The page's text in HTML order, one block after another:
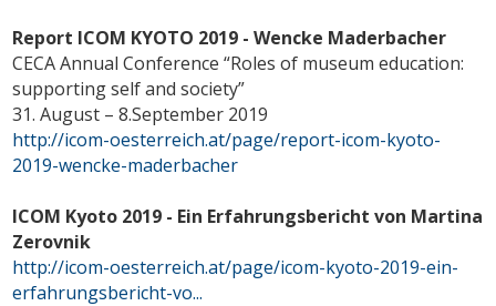
Report ICOM KYOTO 2019 - Wencke Maderbacher
CECA Annual Conference “Roles of museum education:
supporting self and society”
31. August – 8.September 2019
http://icom-oesterreich.at/page/report-icom-kyoto-
2019-wencke-maderbacher
ICOM Kyoto 2019 - Ein Erfahrungsbericht von Martina
Zerovnik
http://icom-oesterreich.at/page/icom-kyoto-2019-ein-
erfahrungsbericht-vo...